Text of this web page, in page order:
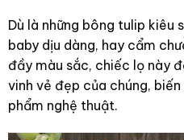
Dù là những bông tulip kiêu
baby dịu dàng, hay cẩm
đầy màu sắc, chiếc lọ này
vinh vẻ đẹp của chúng,
phẩm nghệ thuật.